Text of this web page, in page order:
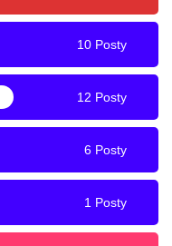
10 Posty
12 Posty
6 Posty
1 Posty